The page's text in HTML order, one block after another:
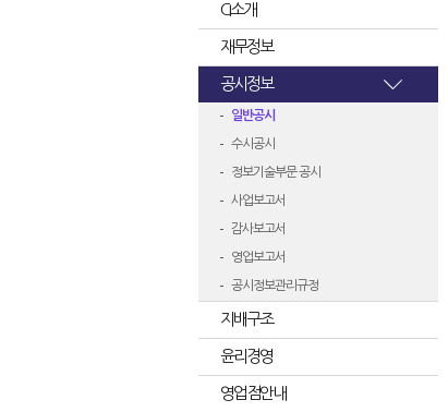
CI소개
재무정보
공시정보
일반공시
수시공시
정보기술부문 공시
사업보고서
감사보고서
영업보고서
공시정보관리규정
지배구조
윤리경영
영업점안내